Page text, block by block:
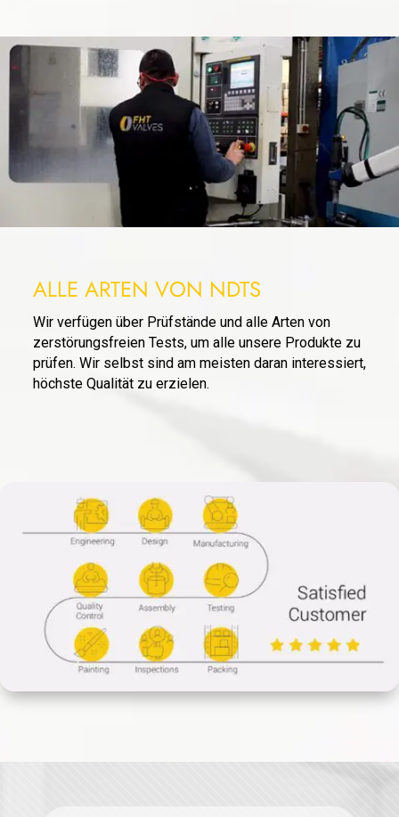
ALLE ARTEN VON NDTS
Wir verfügen über Prüfstände und alle Arten von
zerstörungsfreien Tests, um alle unsere Produkte zu
prüfen. Wir selbst sind am meisten daran interessiert,
höchste Qualität zu erzielen.